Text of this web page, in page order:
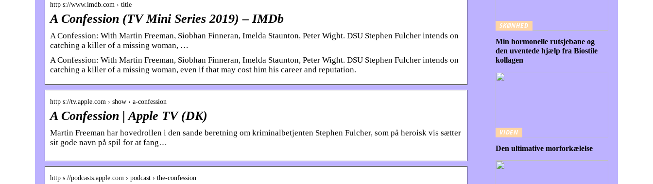
http s://www.imdb.com › title
A Confession (TV Mini Series 2019) – IMDb
A Confession: With Martin Freeman, Siobhan Finneran, Imelda Staunton, Peter Wight. DSU Stephen Fulcher intends on
catching a killer of a missing woman, …
A Confession: With Martin Freeman, Siobhan Finneran, Imelda Staunton, Peter Wight. DSU Stephen Fulcher intends on
catching a killer of a missing woman, even if that may cost him his career and reputation.
http s://tv.apple.com › show › a-confession
A Confession | Apple TV (DK)
Martin Freeman har hovedrollen i den sande beretning om kriminalbetjenten Stephen Fulcher, som på heroisk vis sætter
sit gode navn på spil for at fang…
http s://podcasts.apple.com › podcast › the-confession
SKØNHED
Min hormonelle rutsjebane og
den uventede hjælp fra Biostile
kollagen
VIDEN
Den ultimative morforkælelse